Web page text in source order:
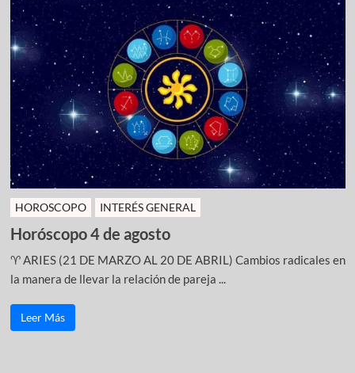
HOROSCOPO INTERÉS GENERAL
Horóscopo 4 de agosto
♈ ARIES (21 DE MARZO AL 20 DE ABRIL) Cambios radicales en
la manera de llevar la relación de pareja ...
Leer Más